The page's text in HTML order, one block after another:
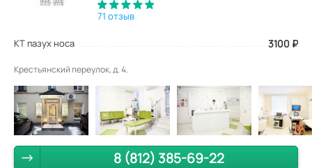
71 отзыв
КТ пазух носа 3100 ₽
Крестьянский переулок, д. 4.
8 (812) 385-69-22